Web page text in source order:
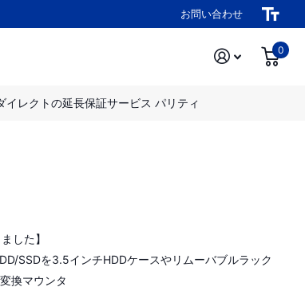
お問い合わせ
0
イレクトの延長保証サービス パリティ
した】
SSDを3.5インチHDDケースやリムーバブルラック
換マウンタ